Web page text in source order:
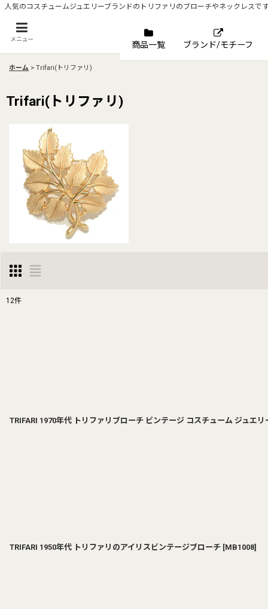
人気のコスチュームジュエリーブランドのトリファリのブローチやネックレスで
メニュー
商品一覧 ブランド/モチーフ
ホーム > Trifari(トリファリ)
Trifari(トリファリ)
12件
TRIFARI 1970年代 トリファリブローチ ビンテージ コスチューム ジュエリ
TRIFARI 1950年代 トリファリのアイリスビンテージブローチ [MB1008]